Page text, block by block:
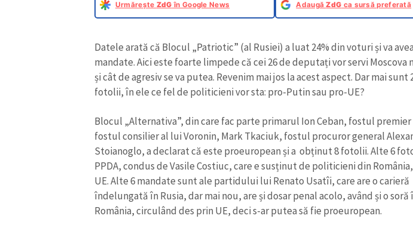
Urmărește ZdG în Google News AdaugăZdG ca sursă preferată
Datele arată că Blocul „Patriotic” (al Rusiei) a luat 24% din voturi și va
mandate. Aici este foarte limpede că cei 26 de deputați vor servi Moscova
și cât de agresiv se va putea. Revenim mai jos la acest aspect. Dar mai sunt
fotolii, în ele ce fel de politicieni vor sta: pro-Putin sau pro-UE?
Blocul „Alternativa”, din care fac parte primarul Ion Ceban, fostul premier
fostul consilier al lui Voronin, Mark Tkaciuk, fostul procuror general
Stoianoglo, a declarat că este proeuropean și a obținut 8 fotolii. Alte 6
PPDA, condus de Vasile Costiuc, care e susținut de politicieni din
UE. Alte 6 mandate sunt ale partidului lui Renato Usatîi, care are o carieră
îndelungată în Rusia, dar mai nou, are și dosar penal acolo, având și o soră
România, circulând des prin UE, deci s-ar putea să fie proeuropean.